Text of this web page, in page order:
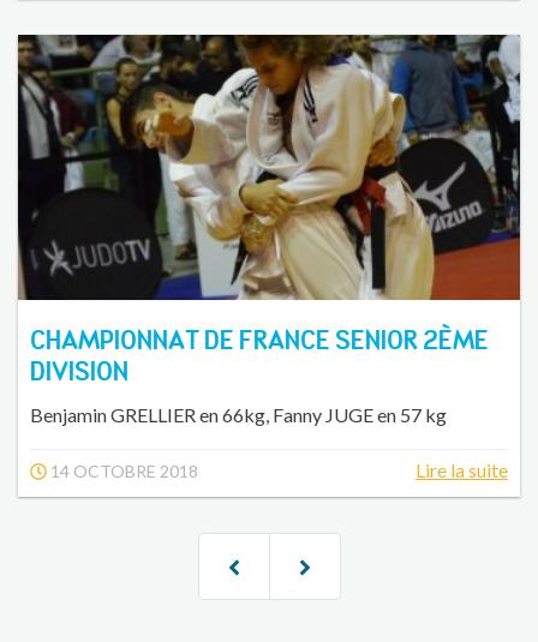
CHAMPIONNAT DE FRANCE SENIOR 2ÈME
DIVISION
Benjamin GRELLIER en 66kg, Fanny JUGE en 57 kg
14 OCTOBRE 2018 Lire la suite